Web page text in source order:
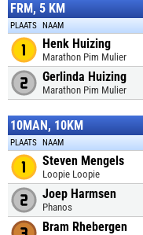
FRM, 5 KM
PLAATS NAAM
Henk Huizing
Marathon Pim Mulier
Gerlinda Huizing
Marathon Pim Mulier
10MAN, 10KM
PLAATS NAAM
Steven Mengels
Loopie Loopie
Joep Harmsen
Phanos
Bram Rhebergen